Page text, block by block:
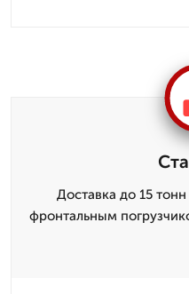
Доставка до 15 тонн
фронтальным